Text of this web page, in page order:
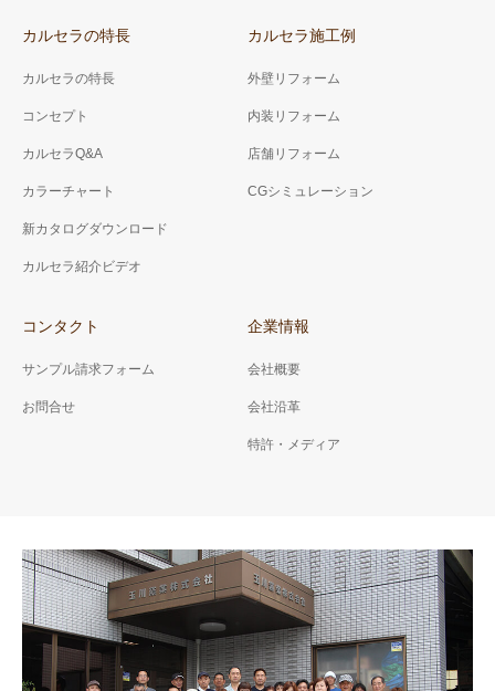
カルセラの特長
カルセラの特長
コンセプト
カルセラQ&A
カラーチャート
新カタログダウンロード
カルセラ紹介ビデオ
カルセラ施工例
外壁リフォーム
内装リフォーム
店舗リフォーム
CGシミュレーション
コンタクト
サンプル請求フォーム
お問合せ
企業情報
会社概要
会社沿革
特許・メディア